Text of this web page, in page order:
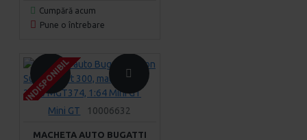
Cumpără acum
Pune o întrebare
INDISPONIBIL
INDISPONIBIL
INDISPONIBIL
Mini GT 10006632
MACHETA AUTO BUGATTI